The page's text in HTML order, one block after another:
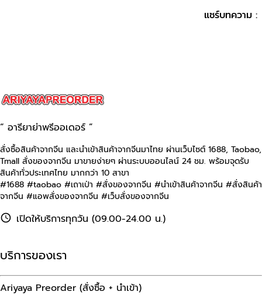
แชร์บทความ :
“ อารียาย่าพรีออเดอร์ ”
สั่งซื้อสินค้าจากจีน และนำเข้าสินค้าจากจีนมาไทย ผ่านเว็บไซต์ 1688, Taobao,
Tmall สั่งของจากจีน มาขายง่ายๆ ผ่านระบบออนไลน์ 24 ชม. พร้อมจุดรับ
สินค้าทั่วประเทศไทย มากกว่า 10 สาขา
#1688 #taobao #เถาเป่า #สั่งของจากจีน #นําเข้าสินค้าจากจีน #สั่งสินค้า
จากจีน #แอพสั่งของจากจีน #เว็บสั่งของจากจีน
เปิดให้บริการทุกวัน (09.00-24.00 น.)
บริการของเรา
Ariyaya Preorder (สั่งซื้อ + นำเข้า)